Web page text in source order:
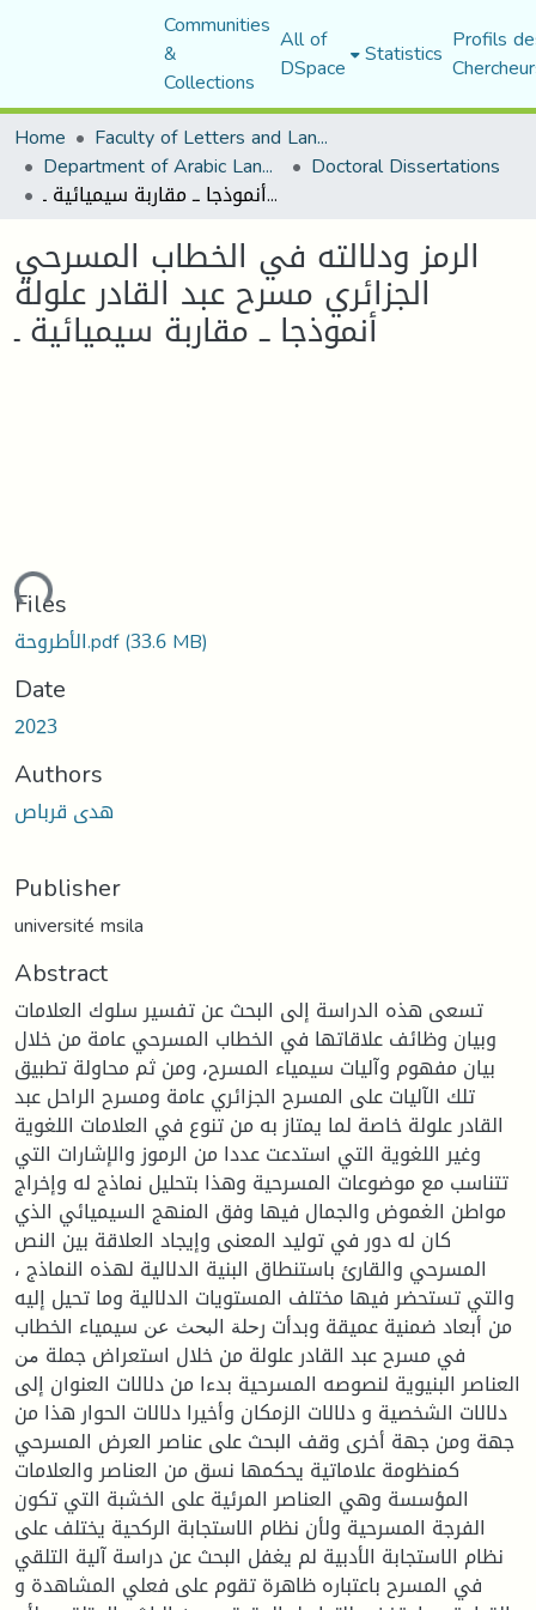
Communities
&
Collections
All of
DSpace Statistics Profils
Home
Faculty of Letters and Languages
Department of Arabic Language and Literature Doctoral Dissertations
الرمز ودلالته في الخطاب المسرحي الجزائري مسرح عبد القادر علولة أنموذجا ــ مقاربة سيميائية ـ
الرمز ودلالته في الخطاب المسرحي
الجزائري مسرح عبد القادر علولة
أنموذجا ــ مقاربة سيميائية ـ
Files
الأطروحة.pdf(33.6 MB)
Date
2023
Authors
هدى قرباص
Publisher
université msila
Abstract
تسعى هذه الدراسة إلى البحث عن تفسير سلوك العلامات
وبيان وظائف علاقاتها في الخطاب المسرحي عامة من خلال
بيان مفهوم وآليات سيمياء المسرح، ومن ثم محاولة تطبيق
تلك الآليات على المسرح الجزائري عامة ومسرح الراحل عبد
القادر علولة خاصة لما يمتاز به من تنوع في العلامات اللغوية
وغير اللغوية التي استدعت عددا من الرموز والإشارات التي
تتناسب مع موضوعات المسرحية وهذا بتحليل نماذج له وإخراج
مواطن الغموض والجمال فيها وفق المنهج السيميائي الذي
كان له دور في توليد المعنى وإيجاد العلاقة بين النص
المسرحي والقارئ باستنطاق البنية الدلالية لهذه النماذج ،
والتي تستحضر فيها مختلف المستويات الدلالية وما تحيل إليه
من أبعاد ضمنية عميقة وبدأت رﺣﻠﺔ اﻟﺒﺤﺚ ﻋﻦ سيمياء الخطاب
في مسرح عبد القادر علولة من خلال استعراض جملة ﻣﻦ
العناصر البنيوية لنصوصه المسرحية بدءا من دلالات العنوان إلى
دلالات الشخصية و دلالات الزمكان وأخيرا دلالات الحوار هذا من
جهة ومن جهة أخرى وقف البحث على عناصر العرض المسرحي
كمنظومة علاماتية يحكمها نسق من العناصر والعلامات
المؤسسة وهي العناصر المرئية على الخشبة التي تكون
الفرجة المسرحية ولأن نظام الاستجابة الركحية يختلف على
نظام الاستجابة الأدبية لم يغفل البحث عن دراسة آلية التلقي
في المسرح باعتباره ظاهرة تقوم على فعلي المشاهدة و